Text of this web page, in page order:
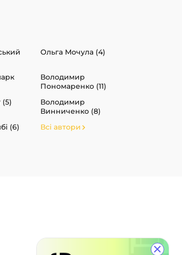
×
Ольга Мочула (4)
Володимир
Пономаренко (11)
Володимир
Винниченко (8)
(6) Всі автори